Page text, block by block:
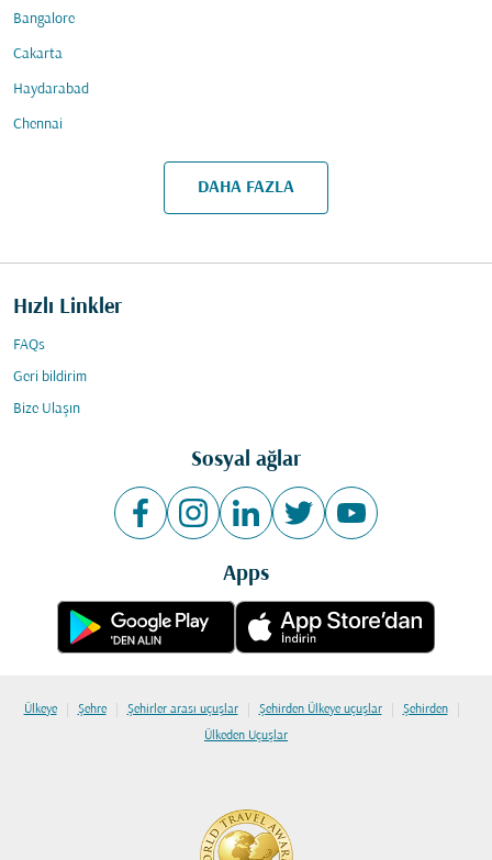
Bangalore
Cakarta
Haydarabad
Chennai
DAHA FAZLA
Hızlı Linkler
FAQs
Geri bildirim
Bize Ulaşın
Sosyal ağlar
Apps
Ülkeye | Şehre | Şehirler arası uçuşlar | Şehirden Ülkeye uçuşlar | Şehirden |
Ülkeden Uçuşlar